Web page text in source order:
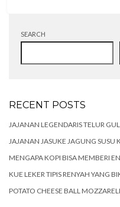
SEARCH
RECENT POSTS
JAJANAN LEGENDARIS TELUR
JAJANAN JASUKE JAGUNG SUSU
MENGAPA KOPI BISA MEMBERI
KUE LEKER TIPIS RENYAH YANG
POTATO CHEESE BALL